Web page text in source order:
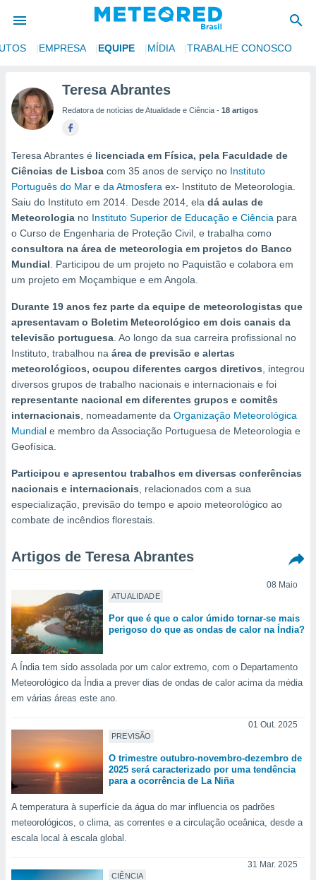
da
por
as
a este
das
e
forma
recolhidas
ou
permite-
a nossa
de alta
botão
ao
a
como
um perfil
lhe
e
com
e
a
parte
ACEITAR
CONTINUAR
CONFIGURAÇÕES
EMPRESA EQUIPE MÍDIA TRABALHE CONOSCO
Teresa Abrantes
Redatora de notícias de Atualidade e Ciência - 18 artigos
Teresa Abrantes é licenciada em Física, pela Faculdade de
Ciências de Lisboa com 35 anos de serviço no Instituto
Português do Mar e da Atmosfera ex- Instituto de Meteorologia.
Saiu do Instituto em 2014. Desde 2014, ela dá aulas de
Meteorologia no Instituto Superior de Educação e Ciência para
o Curso de Engenharia de Proteção Civil, e trabalha como
consultora na área de meteorologia em projetos do Banco
Mundial. Participou de um projeto no Paquistão e colabora em
um projeto em Moçambique e em Angola.
Durante 19 anos fez parte da equipe de meteorologistas que
apresentavam o Boletim Meteorológico em dois canais da
televisão portuguesa. Ao longo da sua carreira profissional no
Instituto, trabalhou na área de previsão e alertas
meteorológicos, ocupou diferentes cargos diretivos, integrou
diversos grupos de trabalho nacionais e internacionais e foi
representante nacional em diferentes grupos e comitês
internacionais, nomeadamente da Organização Meteorológica
Mundial e membro da Associação Portuguesa de Meteorologia e
Geofísica.
Participou e apresentou trabalhos em diversas conferências
nacionais e internacionais, relacionados com a sua
especialização, previsão do tempo e apoio meteorológico ao
combate de incêndios florestais.
Artigos de Teresa Abrantes
ATUALIDADE
08 Maio
Por que é que o calor úmido tornar-se mais
perigoso do que as ondas de calor na Índia?
A Índia tem sido assolada por um calor extremo, com o Departamento
Meteorológico da Índia a prever dias de ondas de calor acima da média
em várias áreas este ano.
PREVISÃO
01 Out. 2025
O trimestre outubro-novembro-dezembro de
2025 será caracterizado por uma tendência
para a ocorrência de La Niña
A temperatura à superfície da água do mar influencia os padrões
meteorológicos, o clima, as correntes e a circulação oceânica, desde a
escala local à escala global.
CIÊNCIA
31 Mar. 2025